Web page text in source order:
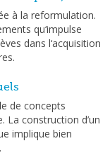
à la reformulation.
qu‘impulse
dans l‘acquisition
de concepts
La construction d’un
implique bien